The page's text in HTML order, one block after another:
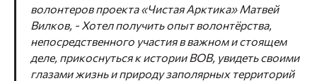
волонтеров проекта «Чистая Арктика» Матвей
Вилков, - Хотел получить опыт волонтёрства,
непосредственного участия в важном и стоящем
деле, прикоснуться к истории ВОВ, увидеть своими
глазами жизнь и природу заполярных территорий